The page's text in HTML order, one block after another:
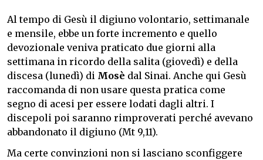
Al tempo di Gesù il digiuno volontario, settimanale
e mensile, ebbe un forte incremento e quello
devozionale veniva praticato due giorni alla
settimana in ricordo della salita (giovedì) e della
discesa (lunedì) di Mosè dal Sinai. Anche qui Gesù
raccomanda di non usare questa pratica come
segno di acesi per essere lodati dagli altri. I
discepoli poi saranno rimproverati perché avevano
abbandonato il digiuno (Mt 9,11).
Ma certe convinzioni non si lasciano sconfiggere